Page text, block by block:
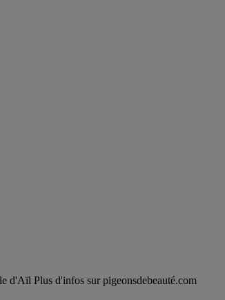
Plus d'infos sur pigeonsdebeauté.com